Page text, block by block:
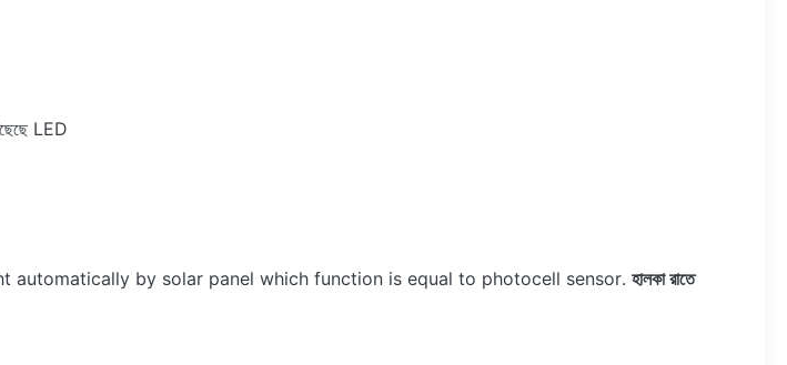
LED
automatically by solar panel which function is equal to photocell sensor. হালকা রাতে